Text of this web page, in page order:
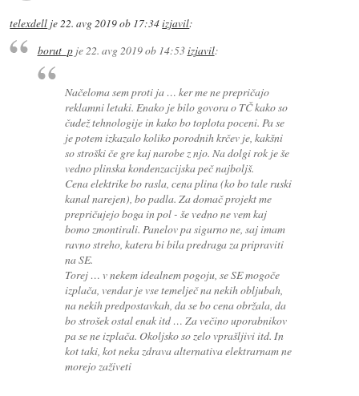
telexdell je22. avg 2019 ob 17:34izjavil:
borut_pje22. avg 2019 ob 14:53izjavil:
Načeloma sem proti ja … ker me ne prepričajo
reklamni letaki. Enako je bilo govora o TČ kako so
čudež tehnologije in kako bo toplota poceni. Pa se
je potem izkazalo koliko porodnih krčev je, kakšni
so stroški če gre kaj narobe z njo. Na dolgi rok je še
vedno plinska kondenzacijska peč najboljš.
Cena elektrike bo rasla, cena plina (ko bo tale ruski
kanal narejen), bo padla. Za domač projekt me
prepričujejo boga in pol - še vedno ne vem kaj
bomo zmontirali. Panelov pa sigurno ne, saj imam
ravno streho, katera bi bila predraga za pripraviti
na SE.
Torej … v nekem idealnem pogoju, se SE mogoče
izplača, vendar je vse temelječ na nekih obljubah,
na nekih predpostavkah, da se bo cena obržala, da
bo strošek ostal enak itd … Za večino uporabnikov
pa se ne izplača. Okoljsko so zelo vprašljivi itd. In
kot taki, kot neka zdrava alternativa elektrarnam ne
morejo zaživeti